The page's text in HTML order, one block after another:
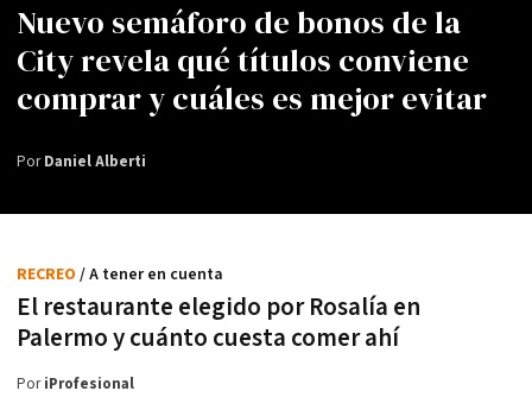
Nuevo semáforo de bonos de la
City revela qué títulos conviene
comprar y cuáles es mejor evitar
PorDaniel Alberti
El restaurante elegido por Rosalía en
Palermo y cuánto cuesta comer ahí
RECREO / A tener en cuenta
PoriProfesional